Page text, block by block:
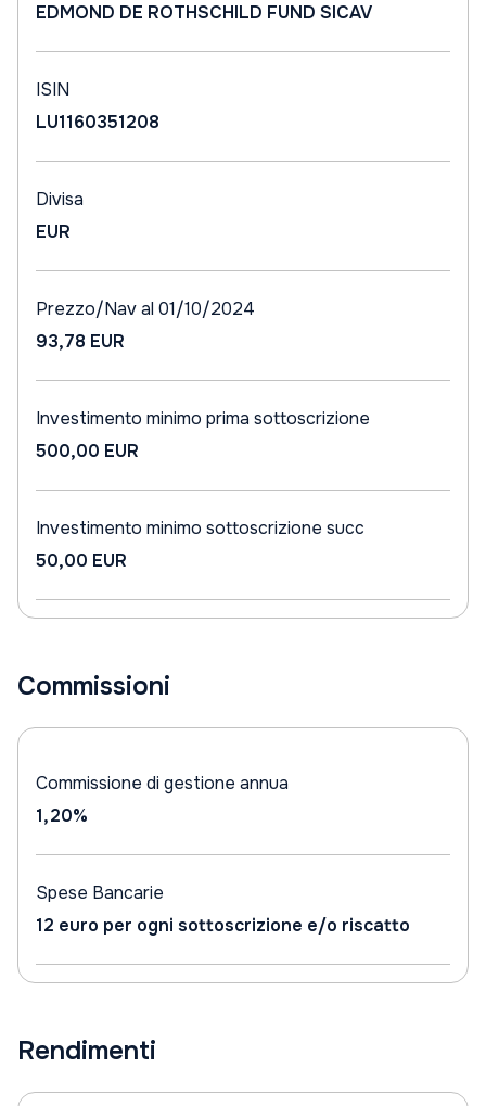
EDMOND DE ROTHSCHILD FUND SICAV
ISIN
LU1160351208
Divisa
EUR
Prezzo/Nav al 01/10/2024
93,78 EUR
Investimento minimo prima sottoscrizione
500,00 EUR
Investimento minimo sottoscrizione succ
50,00 EUR
Commissioni
Commissione di gestione annua
1,20%
Spese Bancarie
12 euro per ogni sottoscrizione e/o riscatto
Rendimenti